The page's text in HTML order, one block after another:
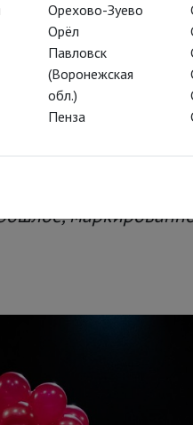
Марины
жизни – глава
(хотя так ли
Орехово-Зуево
Орёл
Павловск
(Воронежская
обл.)
Пенза